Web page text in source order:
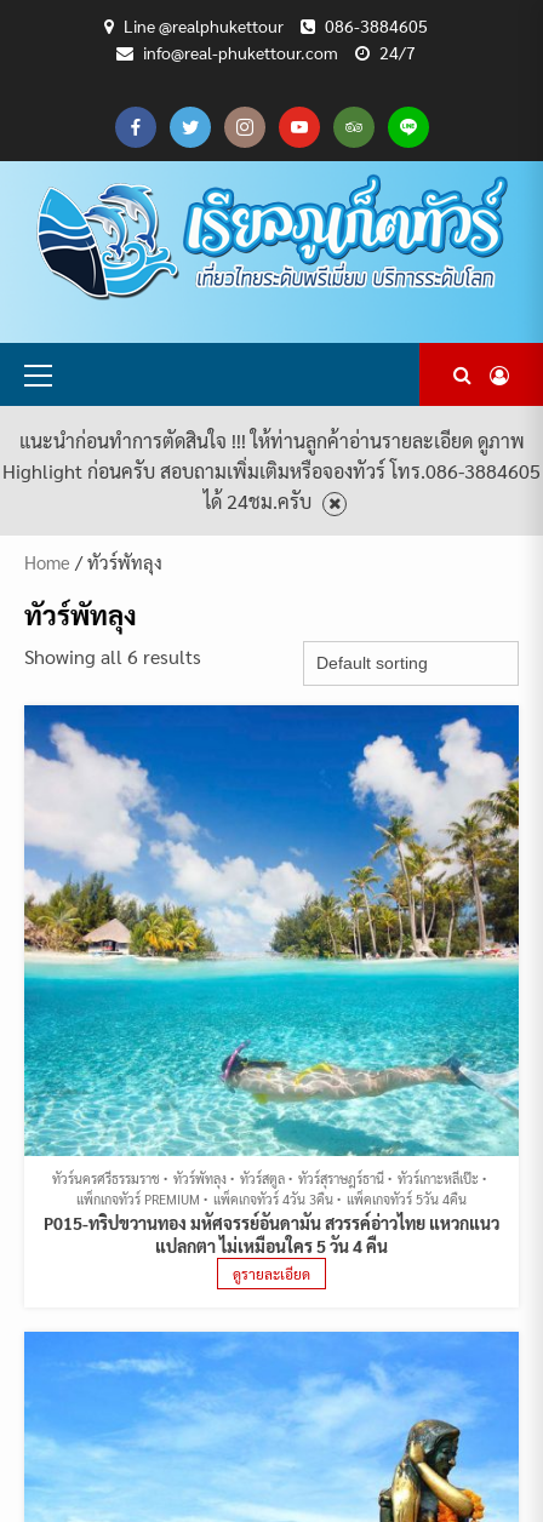
Line @realphukettour
086-3884605
info@real-phukettour.com
24/7
CART
CHECKOUT
MY
ACCOUNT
SAMPLE
PAGE
ทัวร์
ทั้งหมด
บทความ
ท่อง
เที่ยว
ยินดี
ต้อนรับ
สู่
PHUKET
TOUR
เกี่ยว
กับ
เรา
แพ็คเกจ
ทัวร์
ทั้งหมด
Primary
แนะนำก่อนทำการตัดสินใจ !!! ให้ท่านลูกค้าอ่านรายละเอียด ดูภาพ
Highlight ก่อนครับ สอบถามเพิ่มเติมหรือจองทัวร์ โทร.086-3884605
ได้ 24ชม.ครับ
Home / ทัวร์พัทลุง
ทัวร์พัทลุง
Showing all 6 results
ทัวร์นครศรีธรรมราช ทัวร์พัทลุง ทัวร์สตูล ทัวร์สุราษฎร์ธานี
ทัวร์เกาะหลีเป๊ะ
แพ็กเกจทัวร์ PREMIUM
แพ็คเกจทัวร์ 4วัน 3คืน แพ็คเกจทัวร์ 5วัน 4คืน
P015-ทริปขวานทอง มหัศจรรย์อันดามัน สวรรค์อ่าวไทย แหวกแนว
แปลกตา ไม่เหมือนใคร 5 วัน 4 คืน
ดูรายละเอียด